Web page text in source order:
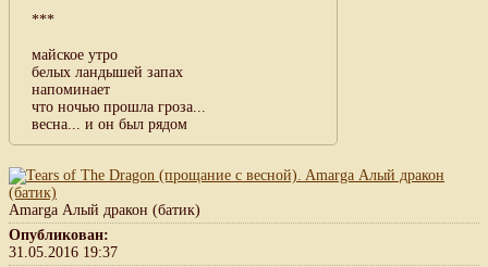
***
майское утро
белых ландышей запах
напоминает
что ночью прошла гроза...
весна... и он был рядом
Amarga Алый дракон (батик)
Опубликован:
31.05.2016 19:37